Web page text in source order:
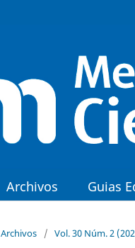
Archivos Guias
Archivos / Vol. 30 Núm. 2